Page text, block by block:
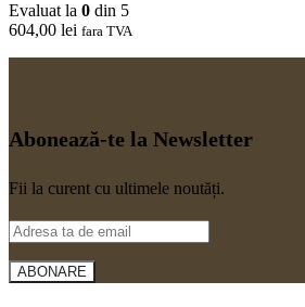
Evaluat la 0 din 5
604,00 lei fara TVA
Abonează-te la Newsletter
Fii la curent cu ultimele noutăți.